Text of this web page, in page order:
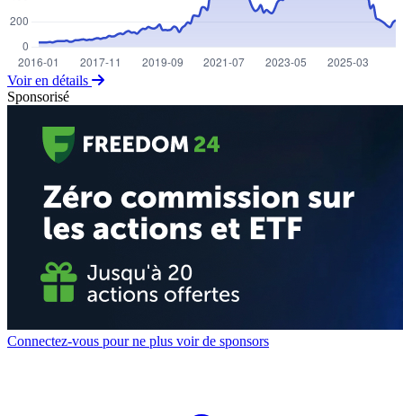
Voir en détails
Sponsorisé
Connectez-vous pour ne plus voir de sponsors